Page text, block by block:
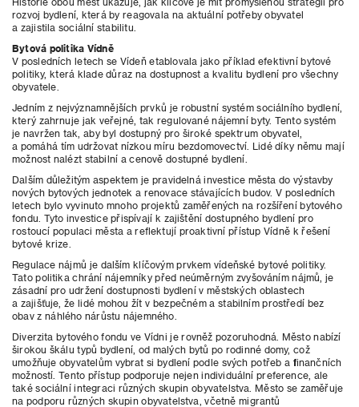
rozvoj bydlení, která by reagovala na aktuální potřeby obyvatel
a zajistila sociální stabilitu.
Bytová politika Vídně
V posledních letech se Vídeň etablovala jako příklad efektivní bytové
politiky, která klade důraz na dostupnost a kvalitu bydlení pro všechny
obyvatele.
Jedním z nejvýznamnějších prvků je robustní systém sociálního bydlení,
který zahrnuje jak veřejné, tak regulované nájemní byty. Tento systém
je navržen tak, aby byl dostupný pro široké spektrum obyvatel,
a pomáhá tím udržovat nízkou míru bezdomovectví. Lidé díky němu mají
možnost nalézt stabilní a cenově dostupné bydlení.
Dalším důležitým aspektem je pravidelná investice města do výstavby
nových bytových jednotek a renovace stávajících budov. V posledních
letech bylo vyvinuto mnoho projektů zaměřených na rozšíření bytového
fondu. Tyto investice přispívají k zajištění dostupného bydlení pro
rostoucí populaci města a reflektují proaktivní přístup Vídně k řešení
bytové krize.
Regulace nájmů je dalším klíčovým prvkem vídeňské bytové politiky.
Tato politika chrání nájemníky před neúměrným zvyšováním nájmů, je
zásadní pro udržení dostupnosti bydlení v městských oblastech
a zajišťuje, že lidé mohou žít v bezpečném a stabilním prostředí bez
obav z náhlého nárůstu nájemného.
Diverzita bytového fondu ve Vídni je rovněž pozoruhodná. Město nabízí
širokou škálu typů bydlení, od malých bytů po rodinné domy, což
umožňuje obyvatelům vybrat si bydlení podle svých potřeb a finančních
možností. Tento přístup podporuje nejen individuální preference, ale
také sociální integraci různých skupin obyvatelstva. Město se zaměřuje
na podporu různých skupin obyvatelstva, včetně migrantů